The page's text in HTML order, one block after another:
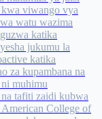
viwango vya
watu wazima
katika
jukumu la
katika
za kupambana na
muhimu
tafiti zaidi kubwa
College of